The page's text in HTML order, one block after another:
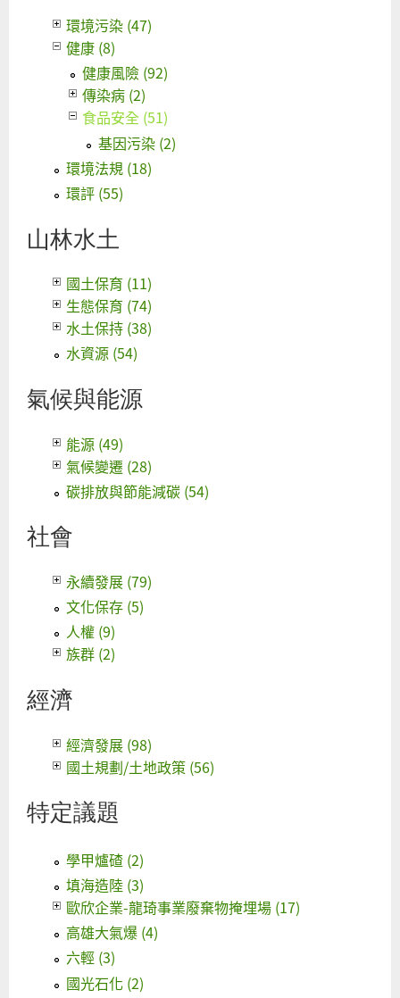
環境污染 (47)
健康 (8)
健康風險 (92)
傳染病 (2)
食品安全 (51)
基因污染 (2)
環境法規 (18)
環評 (55)
山林水土
國土保育 (11)
生態保育 (74)
水土保持 (38)
水資源 (54)
氣候與能源
能源 (49)
氣候變遷 (28)
碳排放與節能減碳 (54)
社會
永續發展 (79)
文化保存 (5)
人權 (9)
族群 (2)
經濟
經濟發展 (98)
國土規劃/土地政策 (56)
特定議題
學甲爐碴 (2)
填海造陸 (3)
歐欣企業-龍琦事業廢棄物掩埋場 (17)
高雄大氣爆 (4)
六輕 (3)
國光石化 (2)